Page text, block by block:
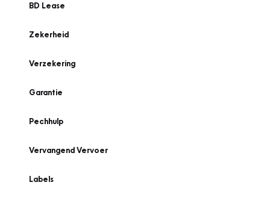
BD Lease
Zekerheid
Verzekering
Garantie
Pechhulp
Vervangend Vervoer
Labels